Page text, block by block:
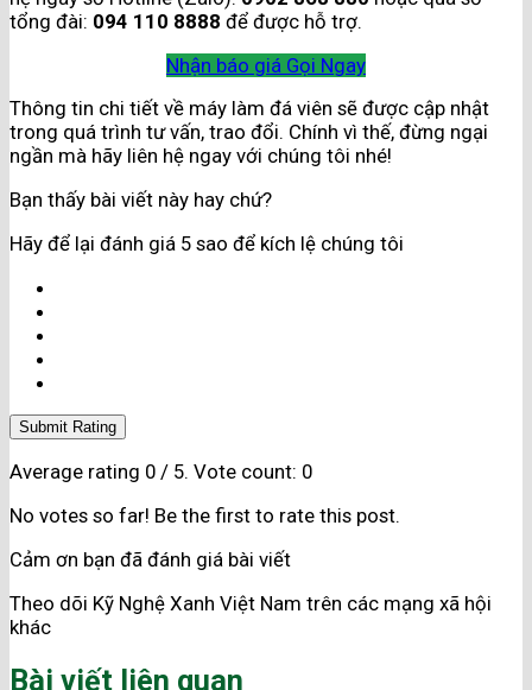
tổng đài: 094 110 8888 để được hỗ trợ.
Nhận báo giá Gọi Ngay
Thông tin chi tiết về máy làm đá viên sẽ được cập nhật
trong quá trình tư vấn, trao đổi. Chính vì thế, đừng ngại
ngần mà hãy liên hệ ngay với chúng tôi nhé!
Bạn thấy bài viết này hay chứ?
Hãy để lại đánh giá 5 sao để kích lệ chúng tôi
Submit Rating
Average rating 0 / 5. Vote count: 0
No votes so far! Be the first to rate this post.
Cảm ơn bạn đã đánh giá bài viết
Theo dõi Kỹ Nghệ Xanh Việt Nam trên các mạng xã hội
khác
Bài viết liên quan